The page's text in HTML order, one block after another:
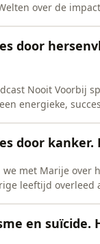
over de
door
Nooit Voorbij
energieke,
door
met Marije over
leeftijd
en suïcide.